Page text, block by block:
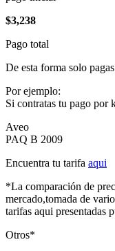
$3,238
Pago total
De esta forma solo
Por ejemplo:
Si contratas tu pago por
Aveo
PAQ B 2009
Encuentra tu tarifa aqui
*La comparación de
mercado,tomada de
tarifas aqui presentadas
Otros*